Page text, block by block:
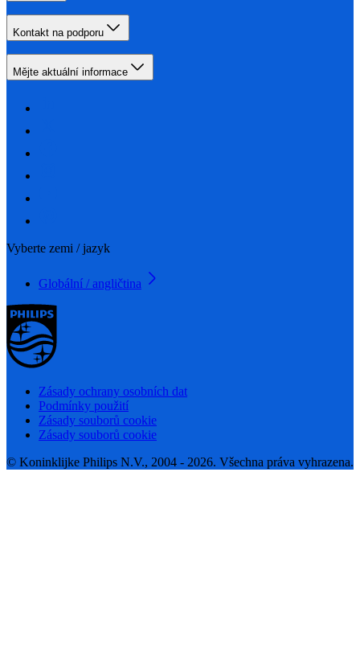
Kontakt na podporu
Mějte aktuální informace
Vyberte zemi / jazyk
Globální / angličtina
Zásady ochrany osobních dat
Podmínky použití
Zásady souborů cookie
Zásady souborů cookie
© Koninklijke Philips N.V., 2004 - 2026. Všechna práva vyhrazena.